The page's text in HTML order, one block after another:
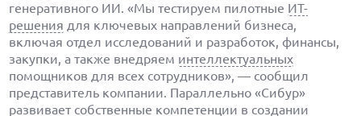
генеративного ИИ. «Мы тестируем пилотные ИТ-
решения для ключевых направлений бизнеса,
включая отдел исследований и разработок, финансы,
закупки, а также внедряем интеллектуальных
помощников для всех сотрудников», — сообщил
представитель компании. Параллельно «Сибур»
развивает собственные компетенции в создании